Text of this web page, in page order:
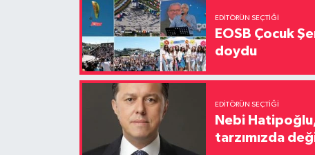
EDITÖRÜN SEÇTIĞI
EOSB Çocuk
doydu
EDITÖRÜN SEÇTIĞI
Nebi
tarzımızda